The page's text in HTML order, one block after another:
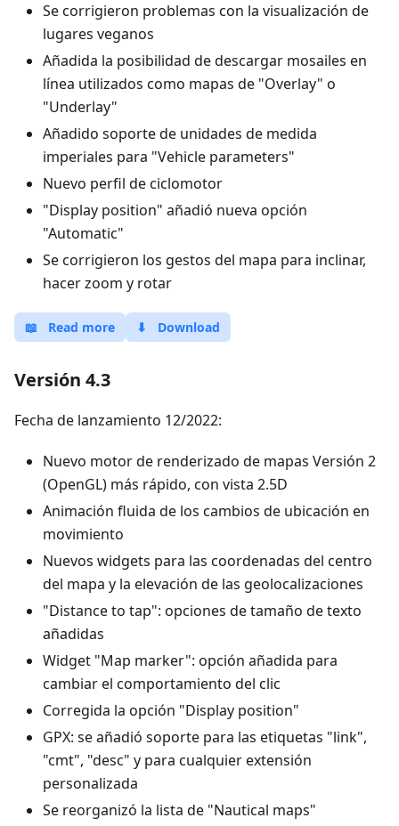
Se corrigieron problemas con la visualización de
lugares veganos
Añadida la posibilidad de descargar mosailes en
línea utilizados como mapas de "Overlay" o
"Underlay"
Añadido soporte de unidades de medida
imperiales para "Vehicle parameters"
Nuevo perfil de ciclomotor
"Display position" añadió nueva opción
"Automatic"
Se corrigieron los gestos del mapa para inclinar,
hacer zoom y rotar
📖 Read more ⬇ Download
Versión 4.3
Fecha de lanzamiento 12/2022:
Nuevo motor de renderizado de mapas Versión 2
(OpenGL) más rápido, con vista 2.5D
Animación fluida de los cambios de ubicación en
movimiento
Nuevos widgets para las coordenadas del centro
del mapa y la elevación de las geolocalizaciones
"Distance to tap": opciones de tamaño de texto
añadidas
Widget "Map marker": opción añadida para
cambiar el comportamiento del clic
Corregida la opción "Display position"
GPX: se añadió soporte para las etiquetas "link",
"cmt", "desc" y para cualquier extensión
personalizada
Se reorganizó la lista de "Nautical maps"